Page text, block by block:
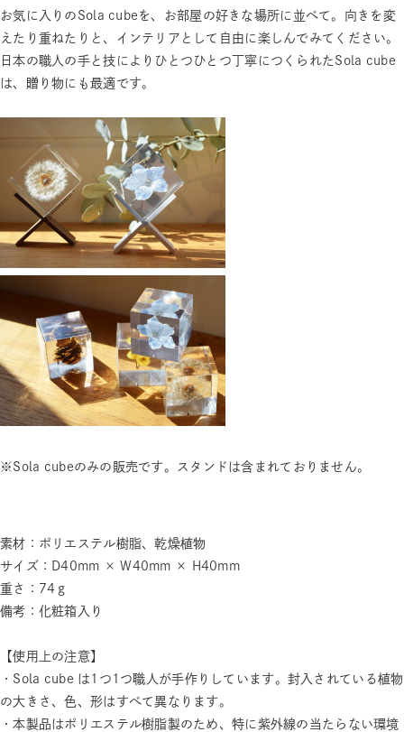
お気に入りのSola cubeを、お部屋の好きな場所に並べて。向きを変
えたり重ねたりと、インテリアとして自由に楽しんでみてください。
日本の職人の手と技によりひとつひとつ丁寧につくられたSola cube
は、贈り物にも最適です。
※Sola cubeのみの販売です。スタンドは含まれておりません。
素材：ポリエステル樹脂、乾燥植物
サイズ：D40mm × W40mm × H40mm
重さ：74ｇ
備考：化粧箱入り
【使用上の注意】
・Sola cube は1つ1つ職人が手作りしています。封入されている植物
の大きさ、色、形はすべて異なります。
・本製品はポリエステル樹脂製のため、特に紫外線の当たらない環境